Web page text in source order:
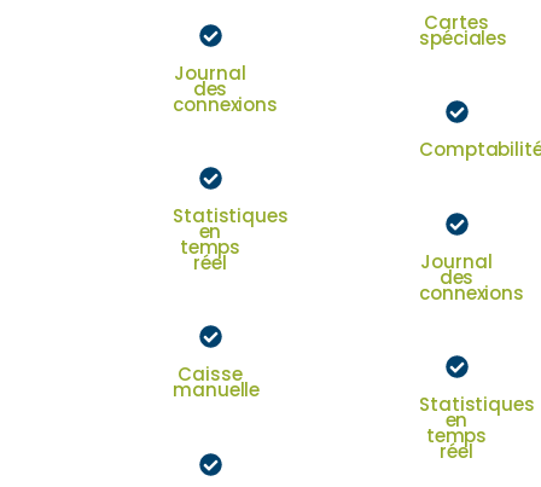
Journal
des
connexions
Statistiques
en
temps
réel
Caisse
manuelle
Cartes
spéciales
Journal
des
connexions
Statistiques
en
temps
réel